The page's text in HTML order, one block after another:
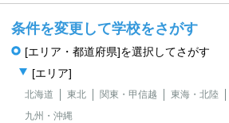
条件を変更して学校をさがす
[エリア・都道府県]を選択してさがす
[エリア]
北海道 東北 関東・甲信越 東海・北陸
九州・沖縄